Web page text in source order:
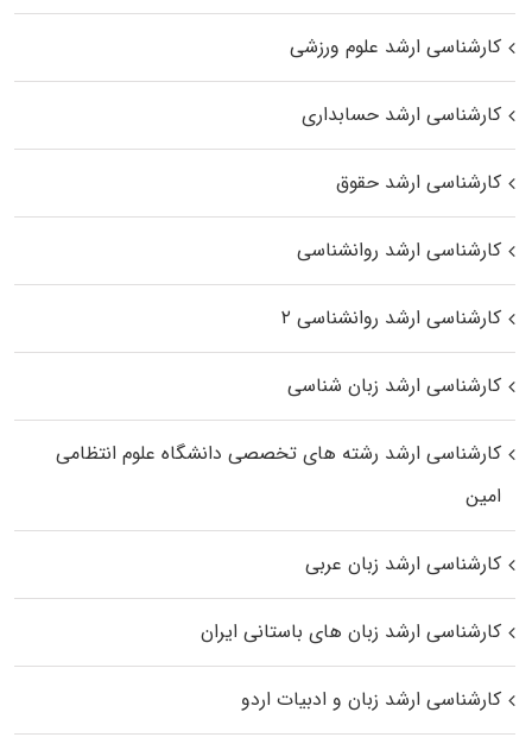
کارشناسی ارشد علوم ورزشی
کارشناسی ارشد حسابداری
کارشناسی ارشد حقوق
کارشناسی ارشد روانشناسی
کارشناسی ارشد روانشناسی ۲
کارشناسی ارشد زبان شناسی
کارشناسی ارشد رﺷﺘﻪ ﻫﺎی تخصصی داﻧﺸﮕﺎه ﻋﻠﻮم انتظامی
اﻣﻴﻦ
کارشناسی ارشد زبان عربی
کارشناسی ارشد زبان‌ های باستانی ایران
کارشناسی ارشد زبان و ادبیات اردو